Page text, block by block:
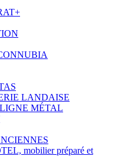
LANDAISE
LIGNE MÉTAL
mobilier préparé et